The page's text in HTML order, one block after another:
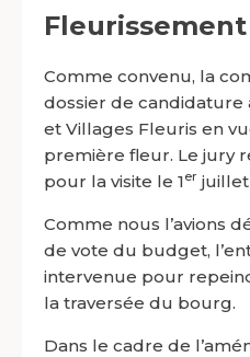
Fleurissement
Comme convenu, la
dossier de candidature
et Villages Fleuris en
première fleur. Le jury
pour la visite le 1er juillet
Comme nous l’avions
de vote du budget,
intervenue pour
la traversée du bourg.
Dans le cadre de